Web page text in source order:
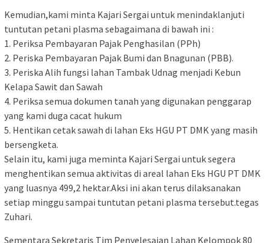
Kemudian,kami minta Kajari Sergai untuk menindaklanjuti
tuntutan petani plasma sebagaimana di bawah ini :
1. Periksa Pembayaran Pajak Penghasilan (PPh)
2. Periska Pembayaran Pajak Bumi dan Bnagunan (PBB).
3. Periska Alih fungsi lahan Tambak Udnag menjadi Kebun
Kelapa Sawit dan Sawah
4. Periksa semua dokumen tanah yang digunakan penggarap
yang kami duga cacat hukum
5. Hentikan cetak sawah di lahan Eks HGU PT DMK yang masih
bersengketa.
Selain itu, kami juga meminta Kajari Sergai untuk segera
menghentikan semua aktivitas di areal lahan Eks HGU PT DMK
yang luasnya 499,2 hektar.Aksi ini akan terus dilaksanakan
setiap minggu sampai tuntutan petani plasma tersebut.tegas
Zuhari.
Sementara Sekretaris Tim Penyelesaian Lahan Kelompok 80